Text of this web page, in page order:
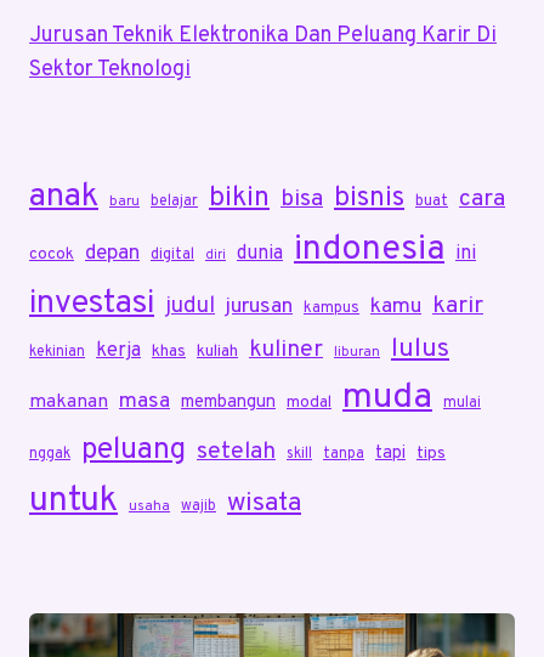
Jurusan Teknik Elektronika Dan Peluang Karir Di
Sektor Teknologi
anak baru belajar bikin bisa bisnis buat cara
cocok depan digital diri dunia indonesia ini
investasi judul jurusan kampus kamu karir
kekinian kerja khas kuliah kuliner liburan lulus
makanan masa membangun modal muda mulai
nggak peluang setelah skill tanpa tapi tips
untuk usaha wajib wisata